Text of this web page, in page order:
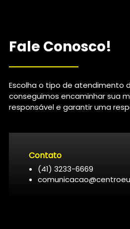
Fale Conosco!
Escolha o tipo de atendimento
conseguimos encaminhar sua
responsável e garantir uma
Contato
(41) 3233-6669